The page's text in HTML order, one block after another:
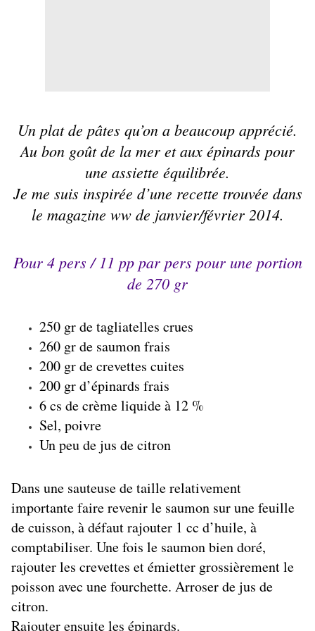
Un plat de pâtes qu’on a beaucoup apprécié.
Au bon goût de la mer et aux épinards pour
une assiette équilibrée.
Je me suis inspirée d’une recette trouvée dans
le magazine ww de janvier/février 2014.
Pour 4 pers /11 pppar pers pour une portion
de 270 gr
250 gr de tagliatelles crues
260 gr de saumon frais
200 gr de crevettes cuites
200 gr d’épinards frais
6 cs de crème liquide à 12 %
Sel, poivre
Un peu de jus de citron
Dans une sauteuse de taille relativement
importante faire revenir le saumon sur une feuille
de cuisson, à défaut rajouter 1 cc d’huile, à
comptabiliser. Une fois le saumon bien doré,
rajouter les crevettes et émietter grossièrement le
poisson avec une fourchette. Arroser de jus de
citron.
Rajouter ensuite les épinards.